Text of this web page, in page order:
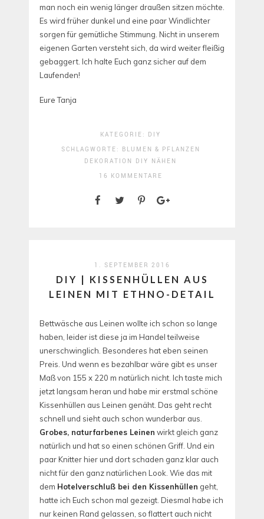
man noch ein wenig länger draußen sitzen möchte.
Es wird früher dunkel und eine paar Windlichter
sorgen für gemütliche Stimmung. Nicht in unserem
eigenen Garten versteht sich, da wird weiter fleißig
gebaggert. Ich halte Euch ganz sicher auf dem
Laufenden!
Eure Tanja
KATEGORIE: DIY
SCHLAGWORTE: BLUMEN & PFLANZEN
DEKORATION
DIY NÄHEN
16 KOMMENTARE
1. SEPTEMBER 2016
DIY | KISSENHÜLLEN AUS
LEINEN MIT ETHNO-DETAIL
Bettwäsche aus Leinen wollte ich schon so lange
haben, leider ist diese ja im Handel teilweise
unerschwinglich. Besonderes hat eben seinen
Preis. Und wenn es bezahlbar wäre gibt es unser
Maß von 155 x 220 m natürlich nicht. Ich taste mich
jetzt langsam heran und habe mir erstmal schöne
Kissenhüllen aus Leinen genäht. Das geht recht
schnell und sieht auch schon wunderbar aus.
Grobes, naturfarbenes Leinen wirkt gleich ganz
natürlich und hat so einen schönen Griff. Und ein
paar Knitter hier und dort schaden ganz klar auch
nicht für den ganz natürlichen Look. Wie das mit
dem Hotelverschluß bei den Kissenhüllen geht,
hatte ich Euch schon mal gezeigt. Diesmal habe ich
nur keinen Rand gelassen, so flattert auch nicht